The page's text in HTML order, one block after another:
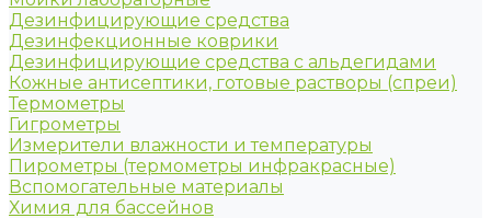
Дезинфицирующие средства
Дезинфекционные коврики
Дезинфицирующие средства с альдегидами
Кожные антисептики, готовые растворы (спреи)
Термометры
Гигрометры
Измерители влажности и температуры
Пирометры (термометры инфракрасные)
Вспомогательные материалы
Химия для бассейнов